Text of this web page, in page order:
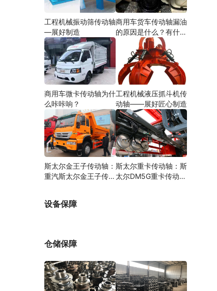
工程机械振动筛传动轴
—展好制造
商用车货车传动轴漏油
的原因是什么？有什么
商用车微卡传动轴为什
么咔咔响？
工程机械液压抓斗机传
动轴——展好匠心制造
斯太尔金王子传动轴：
重汽斯太尔金王子传动
斯太尔重卡传动轴：斯
太尔DM5G重卡传动轴
设备保障
仓储保障